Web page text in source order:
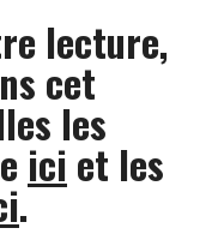
lecture,
cet
les
ici et les
.